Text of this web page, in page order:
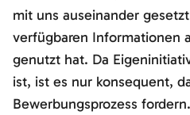
mit uns auseinander
verfügbaren Informationen
genutzt hat. Da
ist, ist es nur konsequent,
Bewerbungsprozess fordern.